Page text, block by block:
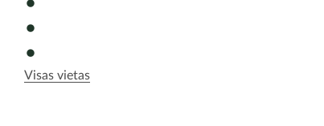
Visas vietas